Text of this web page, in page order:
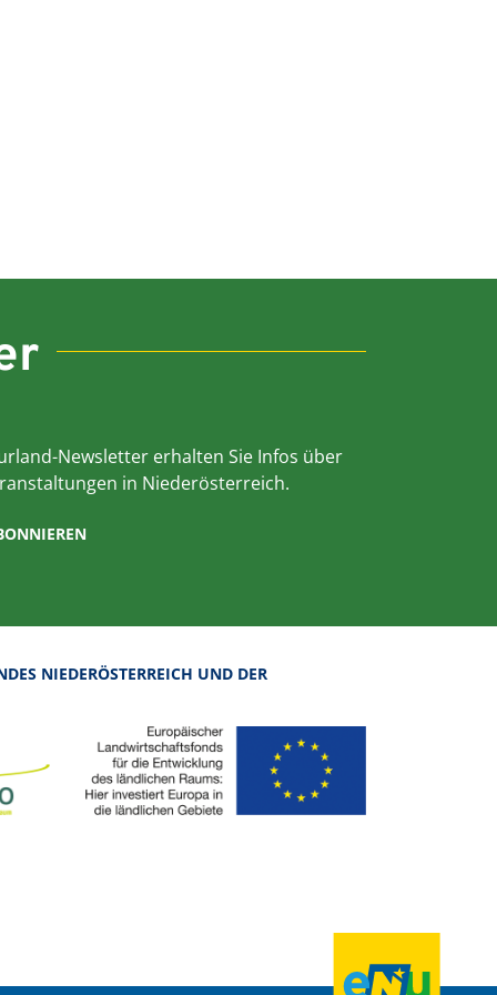
Newsletter erhalten Sie Infos über
in Niederösterreich.
NIEDERÖSTERREICH UND DER